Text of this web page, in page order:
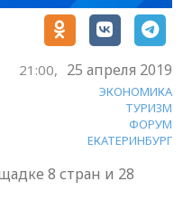
21:00, 25 апреля 2019
ЭКОНОМИКА
ТУРИЗМ
ФОРУМ
ЕКАТЕРИНБУРГ
8 стран и 28